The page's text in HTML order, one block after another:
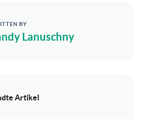
BY
Lanuschny
Artikel